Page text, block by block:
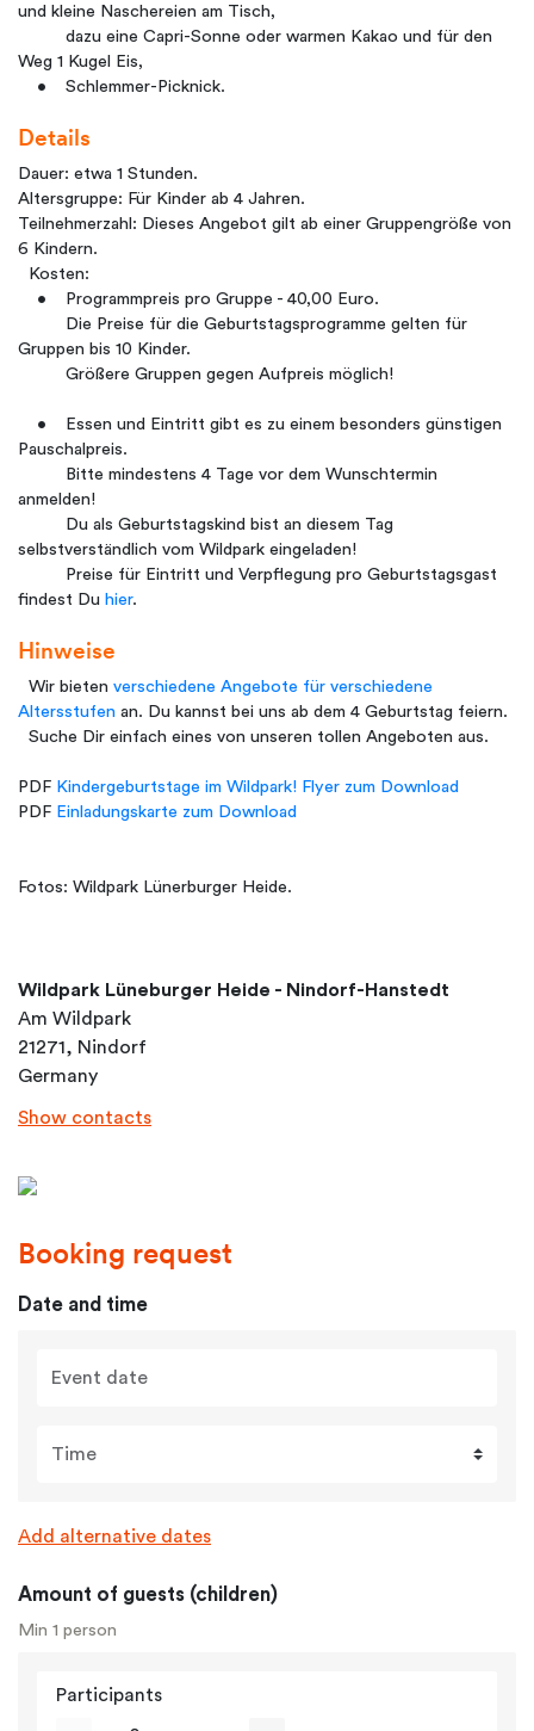
und kleine Naschereien am Tisch,
dazu eine Capri-Sonne oder warmen Kakao und für den
Weg 1 Kugel Eis,
• Schlemmer-Picknick.
Details
Dauer: etwa 1 Stunden.
Altersgruppe: Für Kinder ab 4 Jahren.
Teilnehmerzahl: Dieses Angebot gilt ab einer Gruppengröße von
6 Kindern.
Kosten:
• Programmpreis pro Gruppe - 40,00 Euro.
Die Preise für die Geburtstagsprogramme gelten für
Gruppen bis 10 Kinder.
Größere Gruppen gegen Aufpreis möglich!
• Essen und Eintritt gibt es zu einem besonders günstigen
Pauschalpreis.
Bitte mindestens 4 Tage vor dem Wunschtermin
anmelden!
Du als Geburtstagskind bist an diesem Tag
selbstverständlich vom Wildpark eingeladen!
Preise für Eintritt und Verpflegung pro Geburtstagsgast
findest Du hier.
Hinweise
Wir bieten verschiedene Angebote für verschiedene
Altersstufen an. Du kannst bei uns ab dem 4 Geburtstag feiern.
Suche Dir einfach eines von unseren tollen Angeboten aus.
PDF Kindergeburtstage im Wildpark! Flyer zum Download
PDF Einladungskarte zum Download
Fotos: Wildpark Lünerburger Heide.
Wildpark Lüneburger Heide - Nindorf-Hanstedt
Am Wildpark
21271, Nindorf
Germany
Show contacts
Booking request
Date and time
Event date
Time
Add alternative dates
Amount of guests (children)
Min 1 person
Participants